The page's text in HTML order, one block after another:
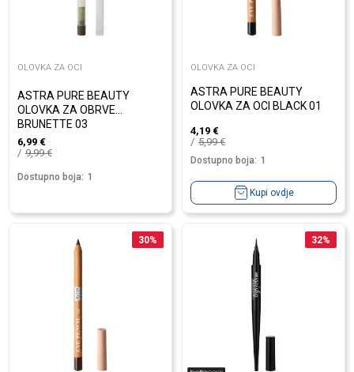
OLOVKA ZA OCI
ASTRA PURE BEAUTY
OLOVKA ZA OBRVE
BRUNETTE 03
6,99 €
9,99€
Dostupno boja: 1
OLOVKA ZA OCI
ASTRA PURE BEAUTY
OLOVKA ZA OCI BLACK 01
4,19 €
5,99€
Dostupno boja: 1
Kupi ovdje
30% 32%